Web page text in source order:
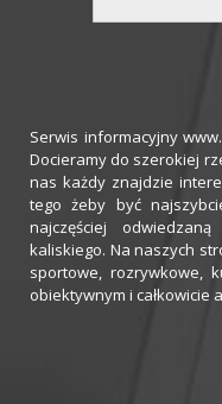
Serwis informacyjny
Docieramy do szerokiej
nas każdy znajdzie
tego żeby być
najczęściej
kaliskiego. Na naszych
sportowe, rozrywkowe,
obiektywnym i całkowicie